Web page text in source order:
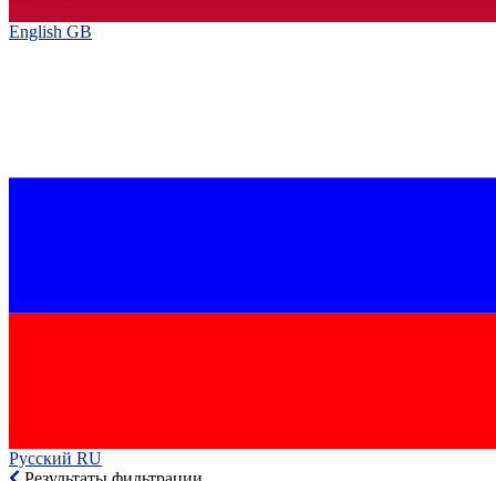
English GB‎
Русский RU‎